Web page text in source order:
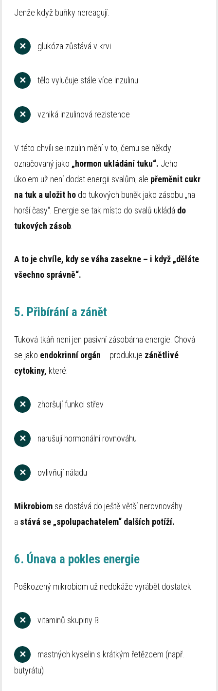
Jenže když buňky nereagují:
✕ glukóza zůstává v krvi
✕ tělo vylučuje stále více inzulinu
✕ vzniká inzulinová rezistence
V této chvíli se inzulin mění v to, čemu se někdy
označovaný jako „hormon ukládání tuku“. Jeho
úkolem už není dodat energii svalům, ale přeměnit cukr
na tuk a uložit ho do tukových buněk jako zásobu „na
horší časy“. Energie se tak místo do svalů ukládá do
tukových zásob
A to je chvíle, kdy se váha zasekne – i když „děláte
všechno správně“.
5. Přibírání a zánět
Tuková tkáň není jen pasivní zásobárna energie. Chová
se jako endokrinní orgán – produkuje zánětlivé
cytokiny, které:
✕ zhoršují funkci střev
✕ narušují hormonální rovnováhu
✕ ovlivňují náladu
Mikrobiom se dostává do ještě větší nerovnováhy
a stává se „spolupachatelem“ dalších potíží.
6. Únava a pokles energie
Poškozený mikrobiom už nedokáže vyrábět dostatek:
✕ vitaminů skupiny B
✕
mastných kyselin s krátkým řetězcem (např.
butyrátu)